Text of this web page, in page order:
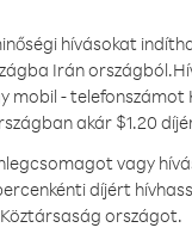
hívásokat
Irán országból.
mobil - telefonszámot
akár $1.20
vagy
díjért
Köztársaság országot.